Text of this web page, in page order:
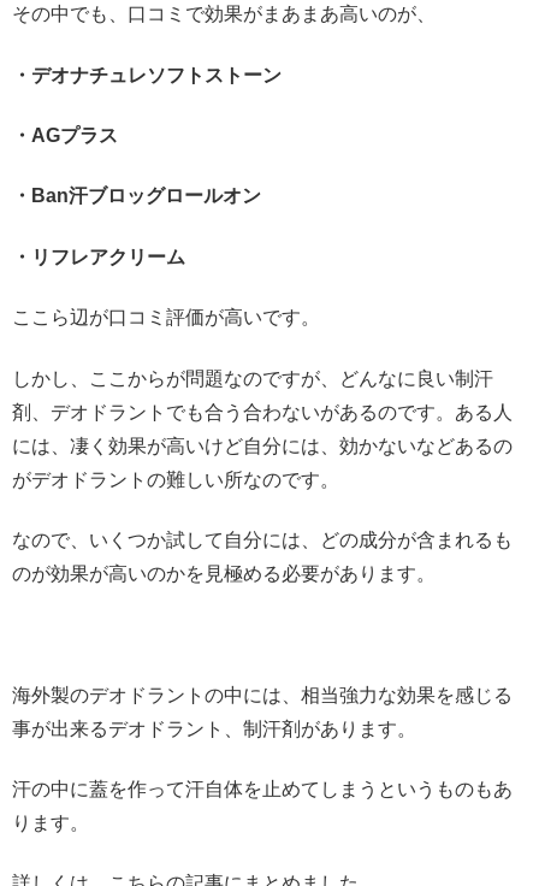
その中でも、口コミで効果がまあまあ高いのが、
・デオナチュレソフトストーン
・AGプラス
・Ban汗ブロッグロールオン
・リフレアクリーム
ここら辺が口コミ評価が高いです。
しかし、ここからが問題なのですが、どんなに良い制汗
剤、デオドラントでも合う合わないがあるのです。ある人
には、凄く効果が高いけど自分には、効かないなどあるの
がデオドラントの難しい所なのです。
なので、いくつか試して自分には、どの成分が含まれるも
のが効果が高いのかを見極める必要があります。
海外製のデオドラントの中には、相当強力な効果を感じる
事が出来るデオドラント、制汗剤があります。
汗の中に蓋を作って汗自体を止めてしまうというものもあ
ります。